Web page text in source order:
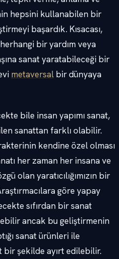
hepsini kullanabilen bir
başardık. Kısacası,
bir yardım veya
sanat yaratabileceği bir
metaversal bir dünyaya
bile insan yapımı sanat,
sanattan farklı olabilir.
kendine özel olması
her zaman her insana ve
olan yaratıcılığımızın bir
göre yapay
sıfırdan bir sanat
ancak bu geliştirmenin
sanat ürünleri ile
bir şekilde ayırt edilebilir.